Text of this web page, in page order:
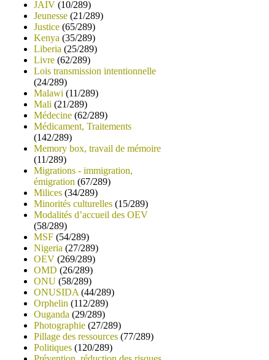
JAIV (10/289)
Jeunesse (21/289)
Justice (65/289)
Kenya (35/289)
Liberia (25/289)
Livre (62/289)
Lois transmission intentionnelle
(24/289)
Malawi (11/289)
Mali (21/289)
Médecine (62/289)
Médicament, Traitements
(142/289)
Memory box, travail de mémoire
(11/289)
Migrations - immigration,
émigration (67/289)
Milices (34/289)
Minorités culturelles (15/289)
Modalités d’accueil des OEV
(58/289)
MSF (54/289)
Nigeria (27/289)
OEV (269/289)
OMD (26/289)
ONU (58/289)
ONUSIDA (44/289)
Orphelin (112/289)
Ouganda (29/289)
Photographie (27/289)
Pillage des ressources (77/289)
Politiques (120/289)